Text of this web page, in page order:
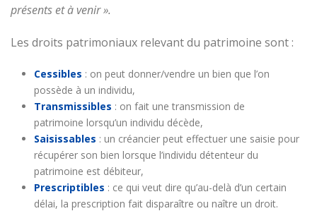
présents et à venir ».
Les droits patrimoniaux relevant du patrimoine sont :
Cessibles : on peut donner/vendre un bien que l’on
possède à un individu,
Transmissibles : on fait une transmission de
patrimoine lorsqu’un individu décède,
Saisissables : un créancier peut effectuer une saisie pour
récupérer son bien lorsque l’individu détenteur du
patrimoine est débiteur,
Prescriptibles : ce qui veut dire qu’au-delà d’un certain
délai, la prescription fait disparaître ou naître un droit.